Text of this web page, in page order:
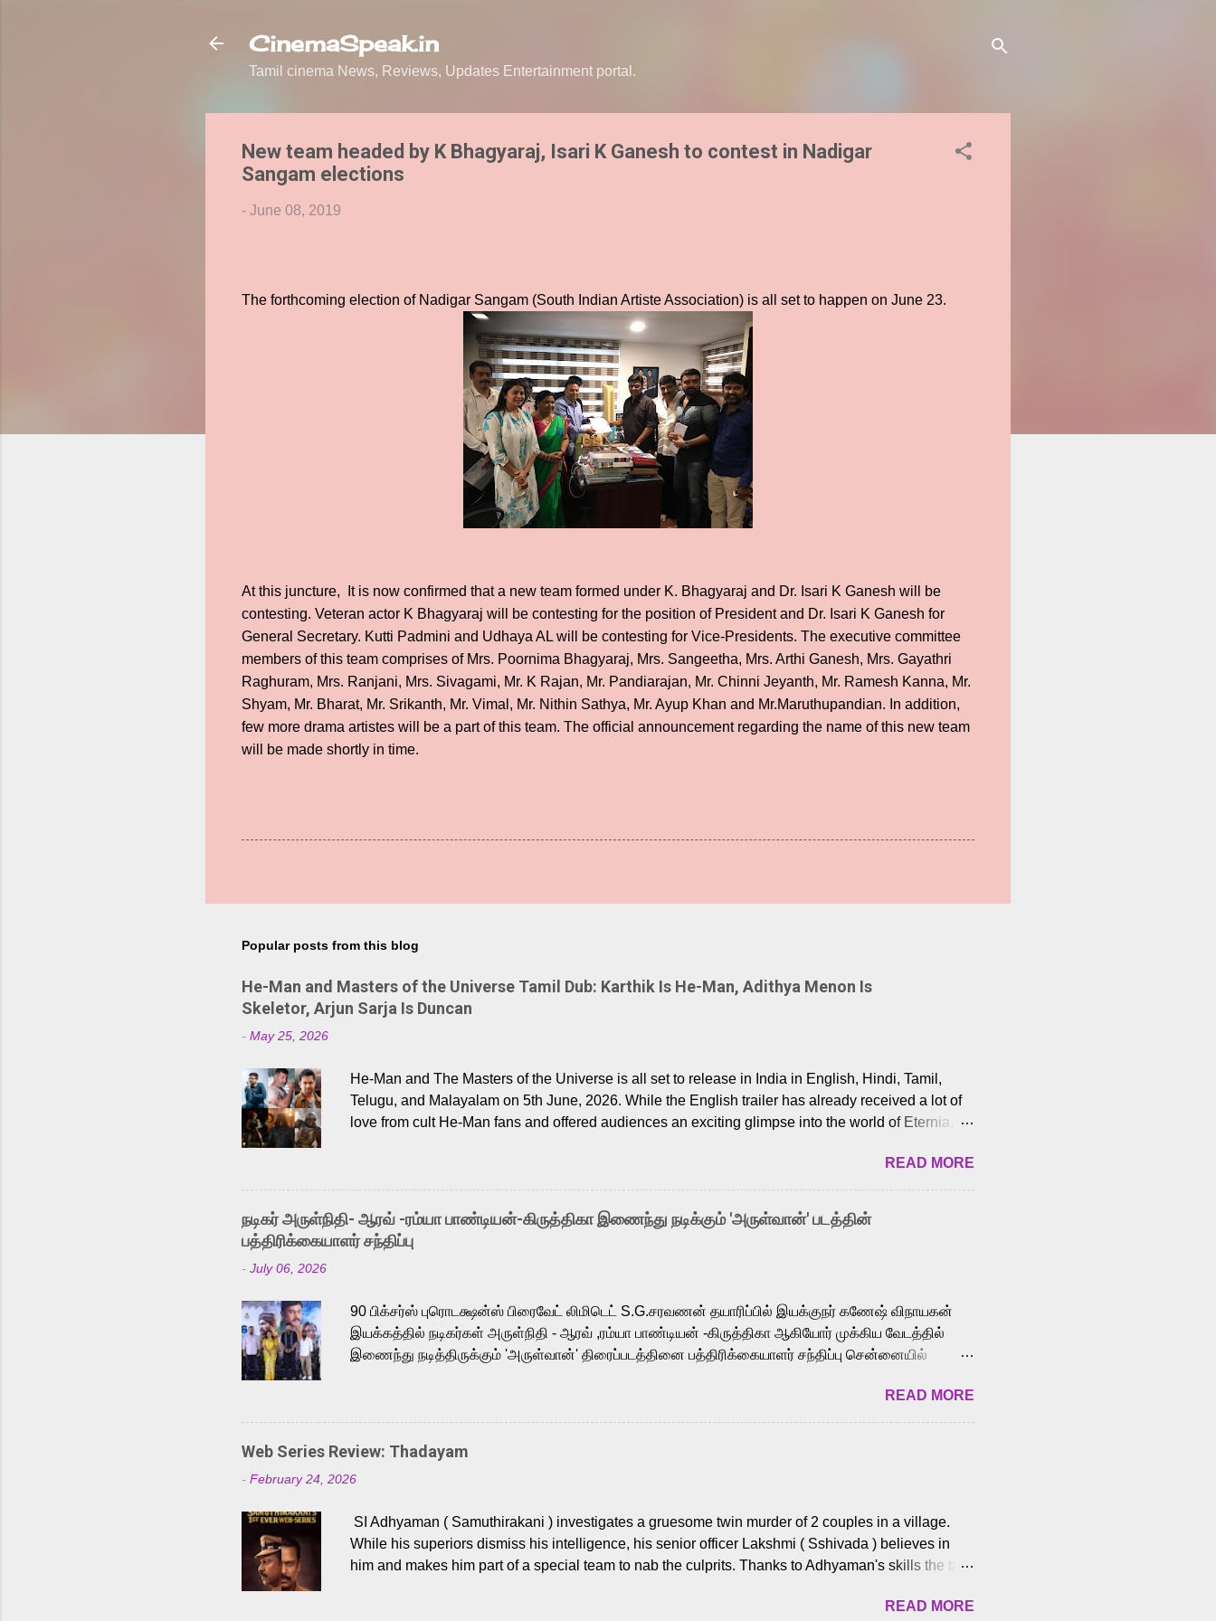
CinemaSpeak.in
Tamil cinema News, Reviews, Updates Entertainment portal.
New team headed by K Bhagyaraj, Isari K Ganesh to contest in Nadigar
Sangam elections
- June 08, 2019
The forthcoming election of Nadigar Sangam (South Indian Artiste Association) is all set to happen on June 23.
At this juncture, It is now confirmed that a new team formed under K. Bhagyaraj and Dr. Isari K Ganesh will be
contesting. Veteran actor K Bhagyaraj will be contesting for the position of President and Dr. Isari K Ganesh for
General Secretary. Kutti Padmini and Udhaya AL will be contesting for Vice-Presidents. The executive committee
members of this team comprises of Mrs. Poornima Bhagyaraj, Mrs. Sangeetha, Mrs. Arthi Ganesh, Mrs. Gayathri
Raghuram, Mrs. Ranjani, Mrs. Sivagami, Mr. K Rajan, Mr. Pandiarajan, Mr. Chinni Jeyanth, Mr. Ramesh Kanna, Mr.
Shyam, Mr. Bharat, Mr. Srikanth, Mr. Vimal, Mr. Nithin Sathya, Mr. Ayup Khan and Mr.Maruthupandian. In addition,
few more drama artistes will be a part of this team. The official announcement regarding the name of this new team
will be made shortly in time.
Popular posts from this blog
He-Man and Masters of the Universe Tamil Dub: Karthik Is He-Man, Adithya Menon Is
Skeletor, Arjun Sarja Is Duncan
- May 25, 2026
He-Man and The Masters of the Universe is all set to release in India in English, Hindi, Tamil,
Telugu, and Malayalam on 5th June, 2026. While the English trailer has already received a lot of
love from cult He-Man fans and offered audiences an exciting glimpse into the world of Eternia,
Adding to the growing buzz is the film’s powerful Tamil voice cast led by celebrated playback
singer Karthik, who lends his voice to the iconic superhero He-Man. Known for memorable songs
like “Behene De” from Raavan, “Oru Maalai” from Ghajini, and “Mun Andhi” from 7 Aum Arivu,
Karthik is loved for his versatile voice and strong command over multiple languages, making him
a strong fit for the legendary character. Adithya Menon, known for portraying memorable
READ MORE
நடிகர் அருள்நிதி- ஆரவ் -ரம்யா பாண்டியன்-கிருத்திகா இணைந்து நடிக்கும் 'அருள்வான்' படத்தின்
பத்திரிக்கையாளர் சந்திப்பு
- July 06, 2026
90 பிக்சர்ஸ் புரொடக்ஷன்ஸ் பிரைவேட் லிமிடெட் S.G.சரவணன் தயாரிப்பில் இயக்குநர் கணேஷ் விநாயகன்
இயக்கத்தில் நடிகர்கள் அருள்நிதி - ஆரவ் ,ரம்யா பாண்டியன் -கிருத்திகா ஆகியோர் முக்கிய வேடத்தில்
இணைந்து நடித்திருக்கும் 'அருள்வான்' திரைப்படத்தினை பத்திரிக்கையாளர் சந்திப்பு சென்னையில்
அருள்நிதி, ஆரவ், காளி வெங்கட், ரம்யா பாண்டியன், வி டி வி கணேஷ் , ஜான் விஜய், பேபி கிருத்திகா,
'பருத்திவீரன்' சரவணன், ஹரிஷ் உத்தமன் உள்ளிட்ட பலர் நடித்திருக்கிறார்கள். எம். சுகுமார் ஒளிப்பதிவு
செய்திருக்கும் இந்த திரைப்படத்திற்கு ஜீ. வி. பிரகாஷ் குமார் இசையமைத்திருக்கிறார். லால்குடி
இளையராஜா கலை இயக்கத்தை கவனிக்க.. லாரன்ஸ் கிஷோர் படத் தொகுப்பு பணிகளை
மேற்கொண்டிருக்கிறார். கல்வியின் அவசியத்தை வலியுறுத்தி தயாராகி இருக்கும் இந்தத் திரைப்படத்தை 90
இப்படத்தை சக்தி பிலிம் ஃபேக்டரி நிறுவனம் சார்பில் சக்திவேலன் வழங...
READ MORE
Web Series Review: Thadayam
- February 24, 2026
SI Adhyaman ( Samuthirakani ) investigates a gruesome twin murder of 2 couples in a village.
While his superiors dismiss his intelligence, his senior officer Lakshmi ( Sshivada ) believes in
him and makes him part of a special team to nab the culprits. Thanks to Adhyaman's skills the task
begin to dig deeper, several layers emerge which link the case to events dating back to 1995.
READ MORE